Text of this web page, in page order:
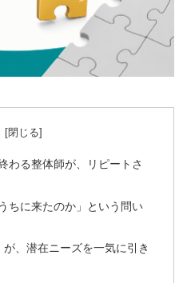
わる整体師が、リピートさ
ちに来たのか」という問い
、潜在ニーズを一気に引き